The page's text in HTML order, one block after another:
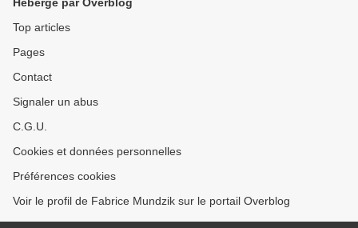
Top articles
Pages
Contact
Signaler un abus
C.G.U.
Cookies et données personnelles
Préférences cookies
Voir le profil de Fabrice Mundzik sur le portail Overblog